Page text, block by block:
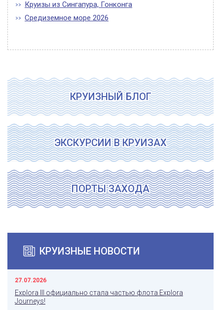
Круизы из Сингапура, Гонконга
Средиземное море 2026
КРУИЗНЫЙ БЛОГ
ЭКСКУРСИИ В КРУИЗАХ
ПОРТЫ ЗАХОДА
КРУИЗНЫЕ НОВОСТИ
27.07.2026
Explora III официально стала частью флота Explora
Journeys!